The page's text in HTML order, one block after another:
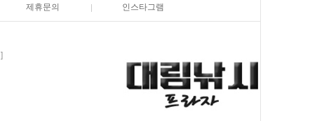
제휴문의 인스타그램